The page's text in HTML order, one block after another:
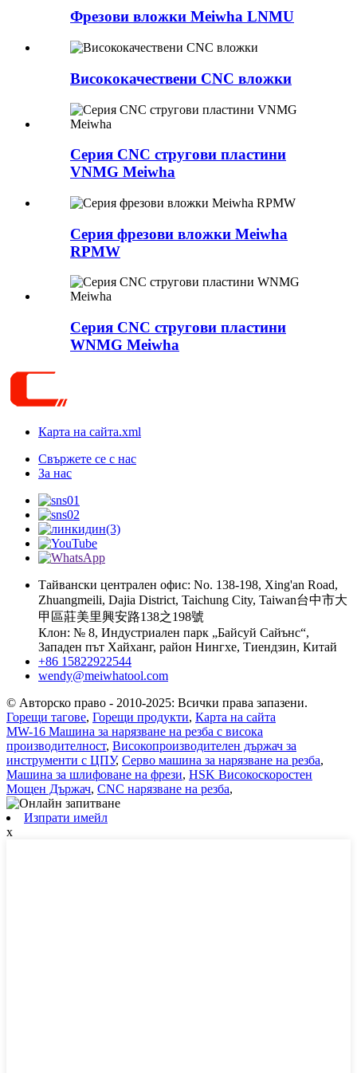
Фрезови вложки Meiwha LNMU
Висококачествени CNC вложки
Серия CNC стругови пластини
VNMG Meiwha
Серия фрезови вложки Meiwha
RPMW
Серия CNC стругови пластини
WNMG Meiwha
Карта на сайта.xml
Свържете се с нас
За нас
Тайвански централен офис: No. 138-198, Xing'an Road,
Zhuangmeili, Dajia District, Taichung City, Taiwan台中市大
甲區莊美里興安路138之198號
Клон: № 8, Индустриален парк „Байсуй Сайънс“,
Западен път Хайханг, район Нингхе, Тиендзин, Китай
+86 15822922544
wendy@meiwhatool.com
© Авторско право - 2010-2025: Всички права запазени.
Горещи тагове, Горещи продукти, Карта на сайта
MW-16 Машина за нарязване на резба с висока
производителност, Високопроизводителен държач за
инструменти с ЦПУ, Серво машина за нарязване на резба,
Машина за шлифоване на фрези, HSK Високоскоростен
Мощен Държач, CNC нарязване на резба,
Изпрати имейл
x